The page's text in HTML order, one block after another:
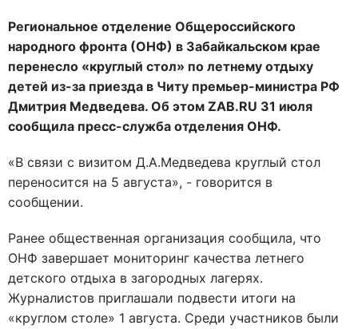
Региональное отделение Общероссийского
народного фронта (ОНФ) в Забайкальском крае
перенесло «круглый стол» по летнему отдыху
детей из-за приезда в Читу премьер-министра РФ
Дмитрия Медведева. Об этом ZAB.RU 31 июля
сообщила пресс-служба отделения ОНФ.
«В связи с визитом Д.А.Медведева круглый стол
переносится на 5 августа», - говорится в
сообщении.
Ранее общественная организация сообщила, что
ОНФ завершает мониторинг качества летнего
детского отдыха в загородных лагерях.
Журналистов приглашали подвести итоги на
«круглом столе» 1 августа. Среди участников были